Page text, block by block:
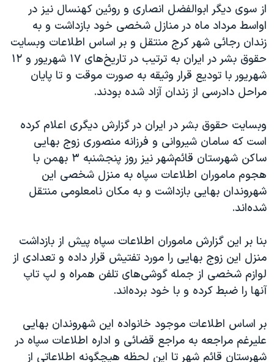
از سوی دیگر ابوالفضل انصاری و روئین کهنسال نیز در
اواسط مرداد ماه در منازل شخصی خود بازداشت و به
زندان رجائی شهر کرج منتقل و بر اساس اطلاعات وبسایت
حقوق بشر در ایران به ترتیب در تاریخ‌های ۱۷ شهریور و ۱۲
شهریور با تودیع قرار وثیقه به صورت موقت و تا پایان
مراحل دادرسی از زندان آزاد شده بودند.
وبسایت حقوق بشر در ایران در گزارش دیگری اعلام کرده
است که سامان شیروانی و فرزانه منصوری زوج بهایی
ساکن شهرستان قائم‌شهر نیز روز پنجشنبه ۳ بهمن با
هجوم ماموران اطلاعات سپاه به منزل شخصی این
شهروندان بهایی بازداشت و به مکان نامعلومی منتقل
شده‌اند.
بنا بر این گزارش ماموران اطلاعات سپاه پیش از بازداشت
منزل این زوج بهایی را مورد تفتیش قرار داده و تعدادی از
لوازم شخصی از جمله گوشی‌های تلفن همراه و لپ تاپ
آنها را ضبط کرده و با خود برده‌اند.
بر اساس اطلاعات موجود خانواده این شهروندان بهایی
علیرغم مراجعه به مراجع قضائی و اداره اطلاعات سپاه در
شهرستان قائم شهر تا این لحظه هیچگونه اطلاعاتی از